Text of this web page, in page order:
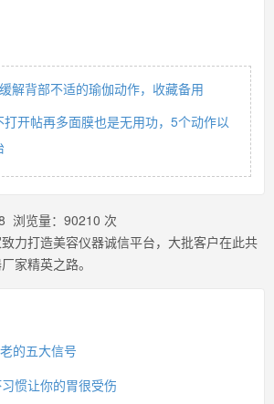
解背部不适的瑜伽动作，收藏备用
打开帖再多面膜也是无用功，5个动作以
浏览量： 90210 次
力打造美容仪器诚信平台，大批客户在此共
家精英之路。
的五大信号
惯让你的胃很受伤